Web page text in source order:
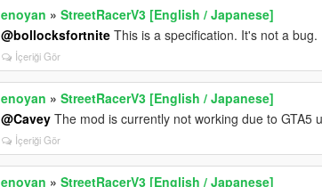
enoyan »StreetRacerV3 [English / Japanese]
@bollocksfortnite This is a specification. It's not a bug.
İçeriği Gör
enoyan »StreetRacerV3 [English / Japanese]
@Cavey The mod is currently not working due to GTA5
İçeriği Gör
enoyan »StreetRacerV3 [English / Japanese]